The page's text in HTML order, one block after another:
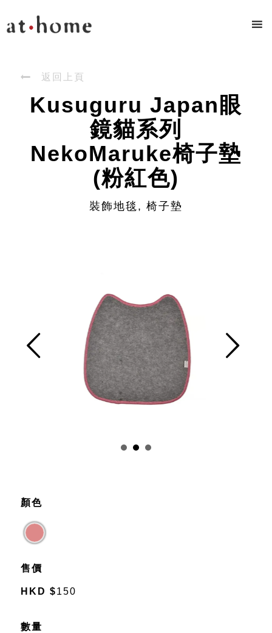
 返回上頁
Kusuguru Japan眼
鏡貓系列
NekoMaruke椅子墊
(粉紅色)
裝飾地毯, 椅子墊
顏色
售價
HKD $150
數量